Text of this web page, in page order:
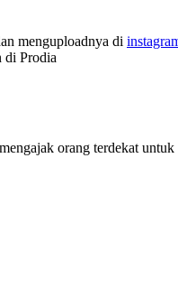
menguploadnya di
di Prodia
orang terdekat